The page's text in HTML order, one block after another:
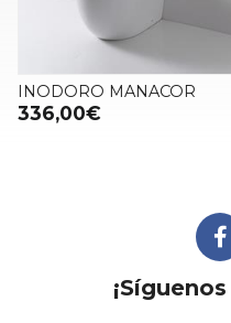
INODORO MANACOR
336,00€